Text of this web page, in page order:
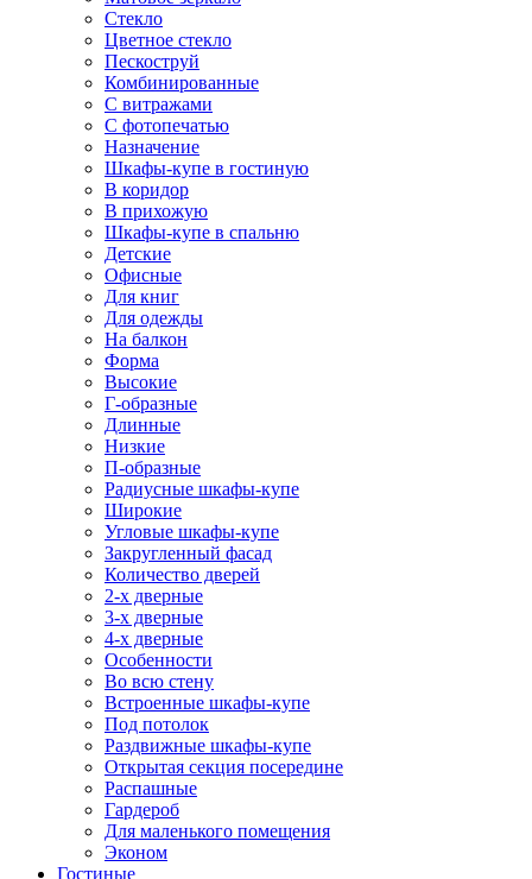
Стекло
Цветное стекло
Пескоструй
Комбинированные
С витражами
С фотопечатью
Назначение
Шкафы-купе в гостиную
В коридор
В прихожую
Шкафы-купе в спальню
Детские
Офисные
Для книг
Для одежды
На балкон
Форма
Высокие
Г-образные
Длинные
Низкие
П-образные
Радиусные шкафы-купе
Широкие
Угловые шкафы-купе
Закругленный фасад
Количество дверей
2-х дверные
3-х дверные
4-х дверные
Особенности
Во всю стену
Встроенные шкафы-купе
Под потолок
Раздвижные шкафы-купе
Открытая секция посередине
Распашные
Гардероб
Для маленького помещения
Эконом
Гостиные